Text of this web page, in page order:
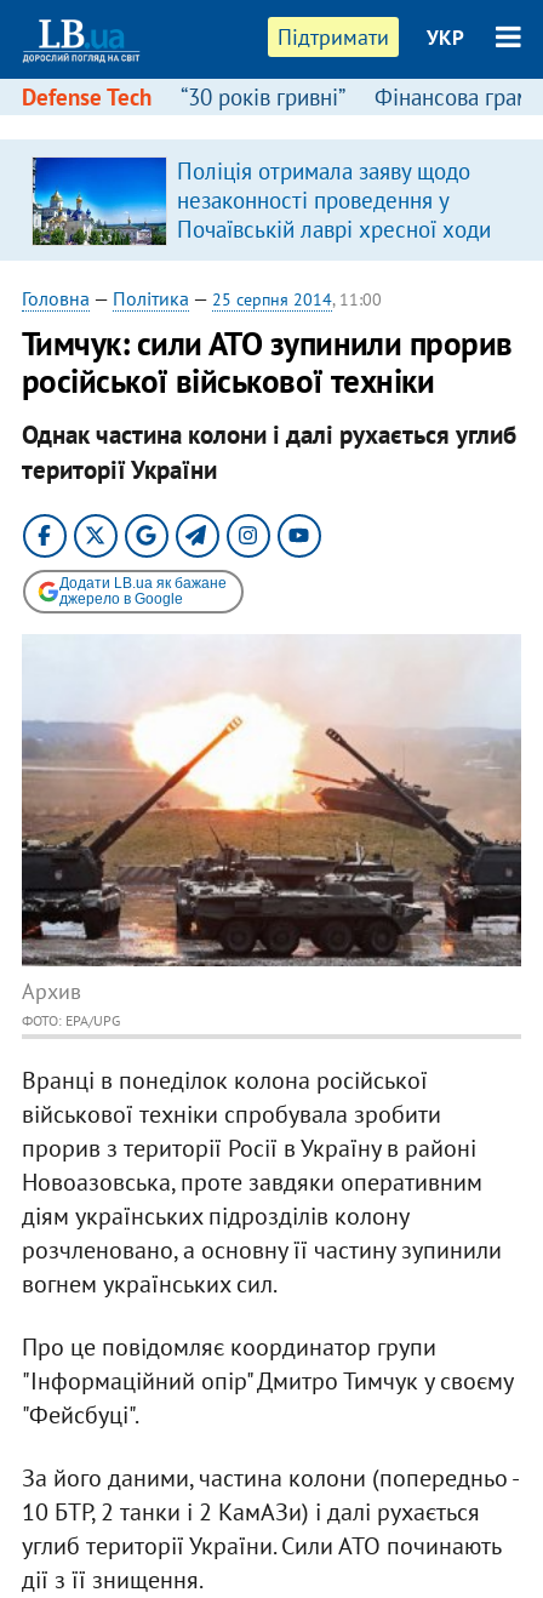
Підтримати УКР
Defense Tech “30 років гривні” Фінансова
Поліція отримала заяву щодо
незаконності проведення у
Почаївській лаврі хресної ходи
Головна — Політика — 25 серпня 2014, 11:00
Тимчук: сили АТО зупинили прорив
російської військової техніки
Однак частина колони і далі рухається углиб
території України
Додати LB.ua як бажане
джерело в Google
Архив
ФОТО: EPA/UPG
Вранці в понеділок колона російської
військової техніки спробувала зробити
прорив з території Росії в Україну в районі
Новоазовська, проте завдяки оперативним
діям українських підрозділів колону
розчленовано, а основну її частину зупинили
вогнем українських сил.
Про це повідомляє координатор групи
"Інформаційний опір" Дмитро Тимчук у своєму
"Фейсбуці".
За його даними, частина колони (попередньо -
10 БТР, 2 танки і 2 КамАЗи) і далі рухається
углиб території України. Сили АТО починають
дії з її знищення.